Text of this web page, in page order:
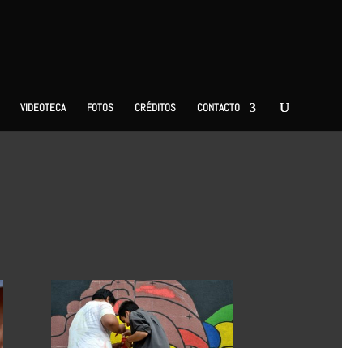
VIDEOTECA FOTOS CRÉDITOS CONTACTO